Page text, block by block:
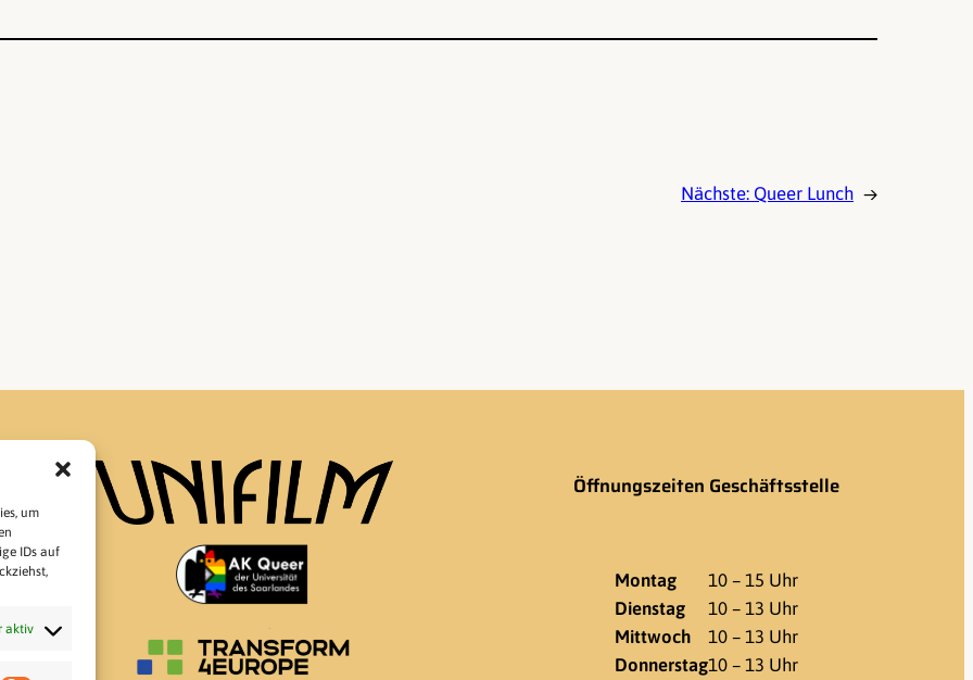
um
IDs auf
aktiv
Nächste: Queer Lunch →
Öffnungszeiten Geschäftsstelle
Montag
Dienstag
Mittwoch
Donnerstag
10 – 15 Uhr
10 – 13 Uhr
10 – 13 Uhr
10 – 13 Uhr